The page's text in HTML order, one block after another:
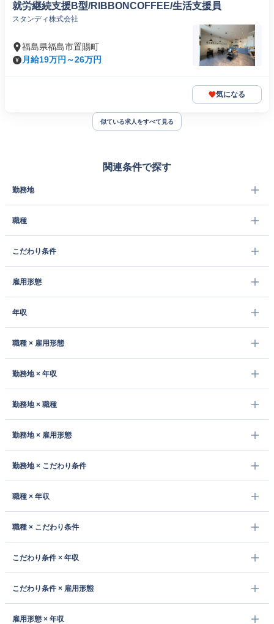
就労継続支援B型/RIBBONCOFFEE/生活支援員
スタンディ株式会社
福島県福島市置賜町
月給19万円～26万円
気になる
似ている求人をすべて見る
関連条件で探す
勤務地
職種
こだわり条件
雇用形態
年収
職種 × 雇用形態
勤務地 × 年収
勤務地 × 職種
勤務地 × 雇用形態
勤務地 × こだわり条件
職種 × 年収
職種 × こだわり条件
こだわり条件 × 年収
こだわり条件 × 雇用形態
雇用形態 × 年収